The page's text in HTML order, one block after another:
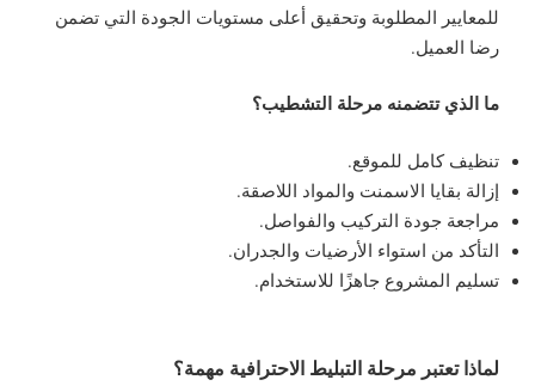
للمعايير المطلوبة وتحقيق أعلى مستويات الجودة التي تضمن
رضا العميل.
ما الذي تتضمنه مرحلة التشطيب؟
تنظيف كامل للموقع.
إزالة بقايا الاسمنت والمواد اللاصقة.
مراجعة جودة التركيب والفواصل.
التأكد من استواء الأرضيات والجدران.
تسليم المشروع جاهزًا للاستخدام.
لماذا تعتبر مرحلة التبليط الاحترافية مهمة؟